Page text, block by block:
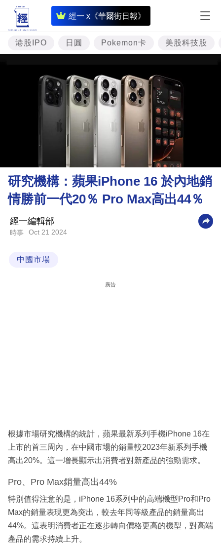
經一 x《華爾街日報》
即
時
財
經
題
投
資
樓
理
財
商
科
區
港股IPO 日圓 Pokemon卡 美股科技股
研究機構：蘋果iPhone 16 於內地銷
情勝前一代20％ Pro Max高出44％
經一編輯部
時事 Oct 21 2024
中國市場
廣告
根據市場研究機構的統計，蘋果最新系列手機iPhone 16在
上市的首三周內，在中國市場的銷量較2023年新系列手機
高出20%。這一增長顯示出消費者對新產品的強勁需求。
Pro、Pro Max銷量高出44%
特別值得注意的是，iPhone 16系列中的高端機型Pro和Pro
Max的銷量表現更為突出，較去年同等級產品的銷量高出
44%。這表明消費者正在逐步轉向價格更高的機型，對高端
產品的需求持續上升。